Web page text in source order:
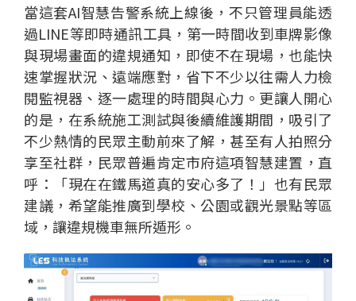
當這套AI智慧告警系統上線後，不只管理員能透
過LINE等即時通訊工具，第一時間收到車牌影像
與現場畫面的違規通知，即使不在現場，也能快
速掌握狀況、遠端應對，省下不少以往需人力檢
閱監視器、逐一處理的時間與心力。更讓人開心
的是，在系統施工測試與後續維護期間，吸引了
不少熱情的民眾主動前來了解，甚至有人拍照分
享至社群，民眾普遍肯定市府這項智慧建置，直
呼：「現在在鐵馬道真的安心多了！」也有民眾
建議，希望能推廣到學校、公園或觀光景點等區
域，讓違規機車無所遁形。